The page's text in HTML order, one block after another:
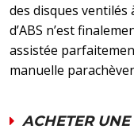
des disques ventilés
d’ABS n’est
assistée
manuelle
ACHETER UNE